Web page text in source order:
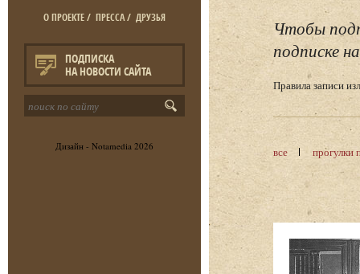
О ПРОЕКТЕ/ ПРЕССА/ ДРУЗЬЯ
ПОДПИСКА
НА НОВОСТИ САЙТА
Дизайн - Notamedia 2026
Чтобы
подписке
Правила записи
все прогулки